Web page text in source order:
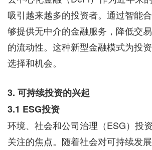
吸引越来越多的投资者。通过智能
够提供无中介的金融服务，降低交
的流动性。这种新型金融模式为投
选择和机会。
3. 可持续投资的兴起
3.1 ESG投资
环境、社会和公司治理（ESG）投
关注的焦点。随着社会对可持续发